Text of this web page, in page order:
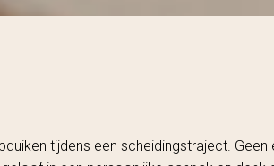
tijdens een scheidingstraject.